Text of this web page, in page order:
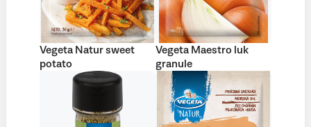
Vegeta Natur sweet
potato
Vegeta Maestro luk
granule